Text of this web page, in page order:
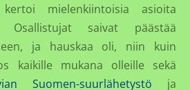
mielenkiintoisia asioita
Osallistujat saivat päästää
ja hauskaa oli, niin kuin
kaikille mukana olleille sekä
Suomen-suurlähetystö ja